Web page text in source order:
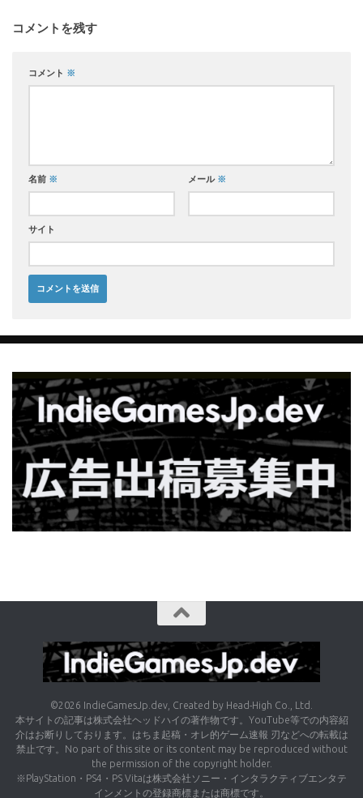
コメントを残す
コメント ※
名前 ※ メール ※
サイト
©2026 IndieGamesJp.dev, Created by Head-High Co., Ltd.
本サイトの記事は株式会社ヘッドハイの著作物です。YouTube等での内容紹
介はお断りしております。はちま起稿・オレ的ゲーム速報 刃などへの転載は
禁止です。No part of this site or its content may be reproduced without
the permission of the copyright holder.
※PlayStation・PS4・PS Vitaは株式会社ソニー・インタラクティブエンタテ
インメントの登録商標または商標です。